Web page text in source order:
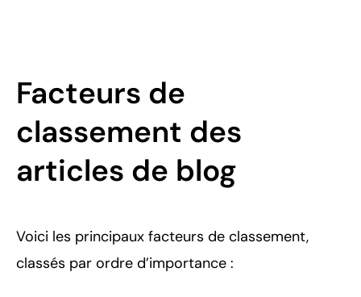
Facteurs de
classement des
articles de blog
Voici les principaux facteurs de classement,
classés par ordre d’importance :